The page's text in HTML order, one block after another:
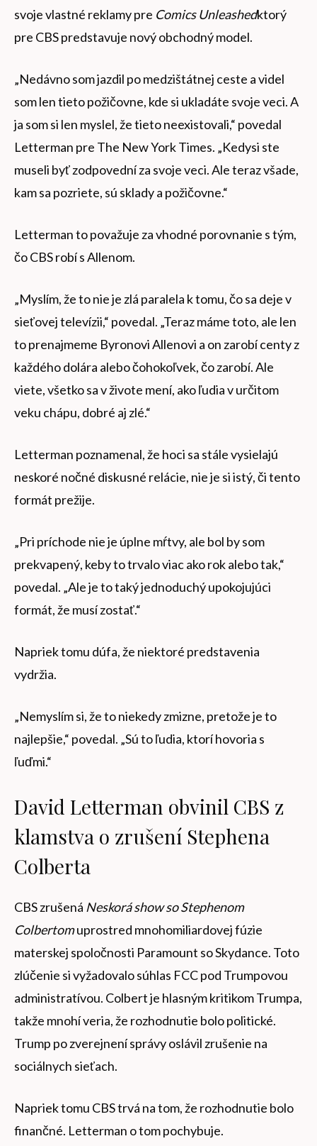
svoje vlastné reklamy pre Comics Unleashedktorý
pre CBS predstavuje nový obchodný model.
„Nedávno som jazdil po medzištátnej ceste a videl
som len tieto požičovne, kde si ukladáte svoje veci. A
ja som si len myslel, že tieto neexistovali,“ povedal
Letterman pre The New York Times. „Kedysi ste
museli byť zodpovední za svoje veci. Ale teraz všade,
kam sa pozriete, sú sklady a požičovne.“
Letterman to považuje za vhodné porovnanie s tým,
čo CBS robí s Allenom.
„Myslím, že to nie je zlá paralela k tomu, čo sa deje v
sieťovej televízii,“ povedal. „Teraz máme toto, ale len
to prenajmeme Byronovi Allenovi a on zarobí centy z
každého dolára alebo čohokoľvek, čo zarobí. Ale
viete, všetko sa v živote mení, ako ľudia v určitom
veku chápu, dobré aj zlé.“
Letterman poznamenal, že hoci sa stále vysielajú
neskoré nočné diskusné relácie, nie je si istý, či tento
formát prežije.
„Pri príchode nie je úplne mŕtvy, ale bol by som
prekvapený, keby to trvalo viac ako rok alebo tak,“
povedal. „Ale je to taký jednoduchý upokojujúci
formát, že musí zostať.“
Napriek tomu dúfa, že niektoré predstavenia
vydržia.
„Nemyslím si, že to niekedy zmizne, pretože je to
najlepšie,“ povedal. „Sú to ľudia, ktorí hovoria s
ľuďmi.“
David Letterman obvinil CBS z
klamstva o zrušení Stephena
Colberta
CBS zrušená Neskorá show so Stephenom
Colbertomuprostred mnohomiliardovej fúzie
materskej spoločnosti Paramount so Skydance. Toto
zlúčenie si vyžadovalo súhlas FCC pod Trumpovou
administratívou. Colbert je hlasným kritikom Trumpa,
takže mnohí veria, že rozhodnutie bolo politické.
Trump po zverejnení správy oslávil zrušenie na
sociálnych sieťach.
Napriek tomu CBS trvá na tom, že rozhodnutie bolo
finančné. Letterman o tom pochybuje.